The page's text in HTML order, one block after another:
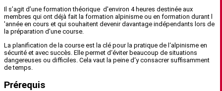
Il s’agit d’une formation théorique d'environ 4 heures destinée aux
membres qui ont déjà fait la formation alpinisme ou en formation durant l
'année en cours et qui souhaitent devenir davantage indépendants lors de
la préparation d'une course.
La planification de la course est la clé pour la pratique de l‘alpinisme en
sécurité et avec succès. Elle permet d‘éviter beaucoup de situations
dangereuses ou difficiles. Cela vaut la peine d‘y consacrer suffisamment
de temps.
Prérequis